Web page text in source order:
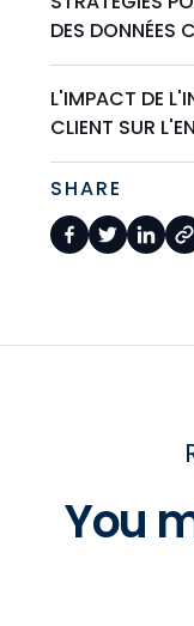
DES DONNÉES
L'IMPACT DE
CLIENT SUR
SHARE
You